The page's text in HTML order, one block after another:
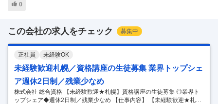
0
この会社の求人をチェック 募集中
正社員 未経験OK
未経験歓迎札幌／資格講座の生徒募集 業界トップシェ
ア週休2日制／残業少なめ
株式会社 総合資格 【未経験歓迎★札幌】資格講座の生徒募集 ◎業界ト
ップシェア◆週休2日制／残業少なめ 【仕事内容】 【未経験歓迎★札